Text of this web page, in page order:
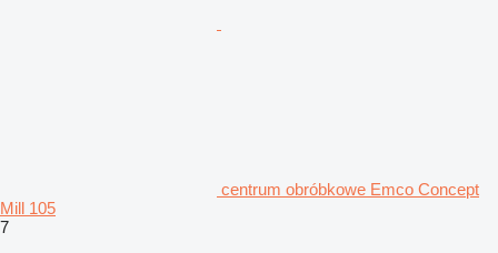
centrum obróbkowe Emco Concept
Mill 105
7